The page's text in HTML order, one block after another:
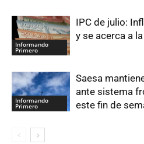
Informando
Primero
IPC de julio:
y se acerca a
Informando
Primero
Saesa
ante sistema
este fin de